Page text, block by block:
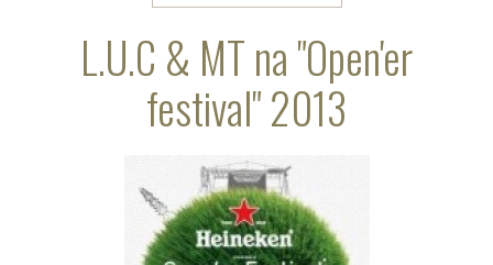
L.U.C & MT na "Open'er
festival" 2013